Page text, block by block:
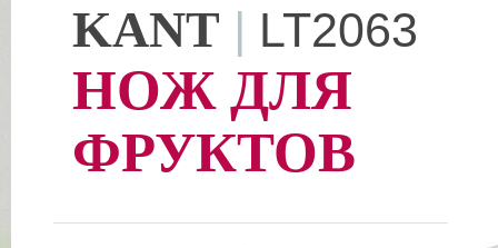
KANT | LT2063
НОЖ ДЛЯ
ФРУКТОВ